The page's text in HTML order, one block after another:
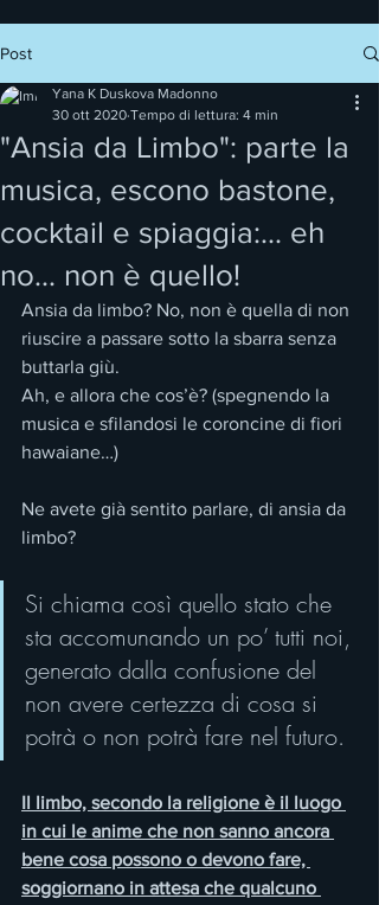
Post
"Ansia da Limbo": parte la
musica, escono bastone,
cocktail e spiaggia:... eh
no... non è quello!
Yana K Duskova Madonno
30 ott 2020 Tempo di lettura: 4 min
Ansia da limbo? No, non è quella di non
riuscire a passare sotto la sbarra senza
buttarla giù.
Ah, e allora che cos’è? (spegnendo la
musica e sfilandosi le coroncine di fiori
hawaiane…)
Ne avete già sentito parlare, di ansia da
limbo?
Si chiama così quello stato che
sta accomunando un po’ tutti noi,
generato dalla confusione del
non avere certezza di cosa si
potrà o non potrà fare nel futuro.
Il limbo, secondo la religione è il luogo
in cui le anime che non sanno ancora
bene cosa possono o devono fare,
soggiornano in attesa che qualcuno